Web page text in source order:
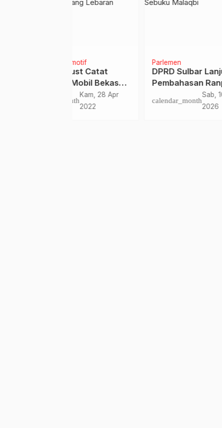
Parlemen
DPRD Sulbar Lanjutkan
Pembahasan Ranperda
Perumda Sebuku Malaqbi
calendar_month